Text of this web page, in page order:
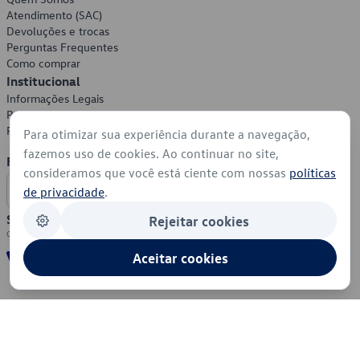
Atendimento (SAC)
Devoluções e trocas
Perguntas Frequentes
Como comprar
Institucional
Informações Legais
Política de Privacidade
Política de Cookies
Formas de Pagamento
Segurança
Para otimizar sua experiência durante a navegação,
fazemos uso de cookies. Ao continuar no site,
consideramos que você está ciente com nossas políticas
de privacidade.
Rejeitar cookies
Aceitar cookies